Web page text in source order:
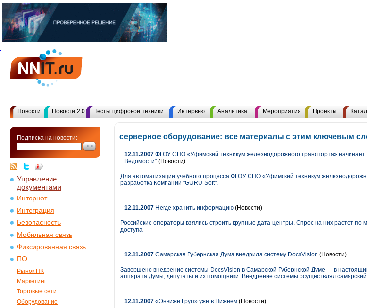
Новости Новости 2.0 Тесты цифровой техники Интервью Аналитика Мероприятия Проекты
Подписка на новости:
Управление
документами
Интернет
Интеграция
Безопасность
Мобильная связь
Фиксированная связь
ПО
Рынок ПК
Маркетинг
Торговые сети
Оборудование
серверное оборудование: все материалы с этим ключевым
12.11.2007 ФГОУ СПО «Уфимский техникум железнодорожного транспорта» начинает
Ведомости" (Новости)
Для автоматизации учебного процесса ФГОУ СПО «Уфимский техникум
разработка Компании "GURU-Soft".
12.11.2007 Негде хранить информацию (Новости)
Российские операторы взялись строить крупные дата-центры. Спрос на них растет
доступа
12.11.2007 Самарская Губернская Дума внедрила систему DocsVision (Новости)
Завершено внедрение системы DocsVision в Самарской Губернской Думе — в
аппарата Думы, депутаты и их помощники. Внедрение системы осуществлял
12.11.2007 «Энвижн Груп» уже в Нижнем (Новости)